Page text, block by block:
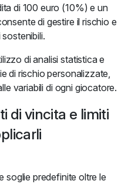
di 100 euro (10%) e un
di gestire il rischio e
di analisi statistica e
di rischio personalizzate,
variabili di ogni giocatore.
di vincita e limiti
soglie predefinite oltre le